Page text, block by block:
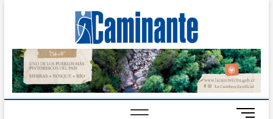
Digital
CALAMUCHITA
B